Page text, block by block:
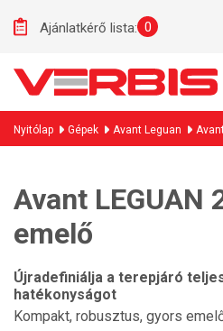
Ajánlatkérő lista: 0
Nyitólap Gépek Avant Leguan
Avant LEGUAN
emelő
Újradefiniálja a terepjáró
hatékonyságot
Kompakt, robusztus, gyors